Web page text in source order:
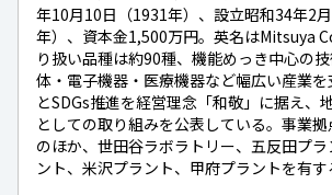
年10月10日（1931年）、設立昭和34年2
年）、資本金1,500万円。英名はMitsuya
り扱い品種は約90種、機能めっき中心の
体・電子機器・医療機器など幅広い産業
とSDGs推進を経営理念「和敬」に据え、
としての取り組みを公表している。事業
のほか、世田谷ラボラトリー、五反田プ
ント、米沢プラント、甲府プラントを有す